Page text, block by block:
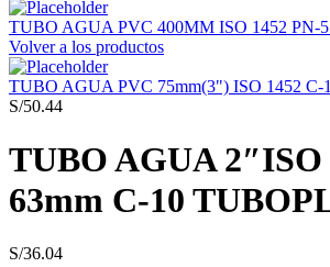
TUBO AGUA PVC 400MM ISO 1452 PN-
Volver a los productos
TUBO AGUA PVC 75mm(3") ISO 1452
S/50.44
TUBO AGUA 2″ISO
63mm C-10
S/36.04